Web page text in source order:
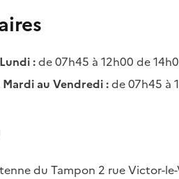
:de 07h45 à 12h00 de
Mardi au Vendredi :de 07h45 à
du Tampon 2 rue Victor-